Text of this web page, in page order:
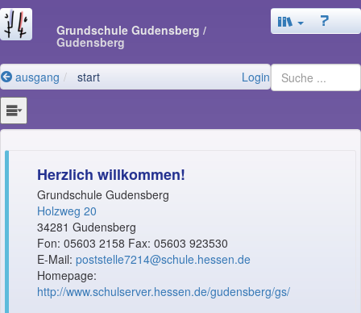
Grundschule Gudensberg /
Gudensberg
ausgang start Login
Herzlich willkommen!
Grundschule Gudensberg
Holzweg 20
34281 Gudensberg
Fon: 05603 2158 Fax: 05603 923530
E-Mail: poststelle7214@schule.hessen.de
Homepage:
http://www.schulserver.hessen.de/gudensberg/gs/